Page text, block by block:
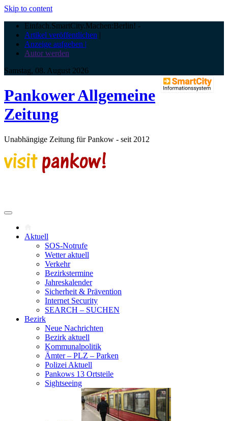
Skip to content
Einfach.SmartCity.Machen:Berlin! -
Artikel veröffentlichen |
Anzeige aufgeben |
Autor werden
Samstag, 08. August 2026
Pankower Allgemeine
Zeitung
Unabhängige Zeitung für Pankow - seit 2012
Aktuell
SOS-Notrufe
Wetter aktuell
Verkehr
Bezirkstermine
Jahreskalender
Sicherheit & Prävention
Internet Security
SEARCH – SUCHEN
Bezirk
Neue Nachrichten
Bezirk aktuell
Kommunalpolitik
Ämter – PLZ – Parken
Polizei Aktuell
Pankows 13 Ortsteile
Sightseeing